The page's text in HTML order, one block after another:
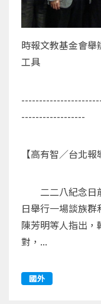
時報文教基金會
工具
------------------
【高有智／台北報
二二八紀念日
日舉行一場談族
陳芳明等人指出
對，...
國外